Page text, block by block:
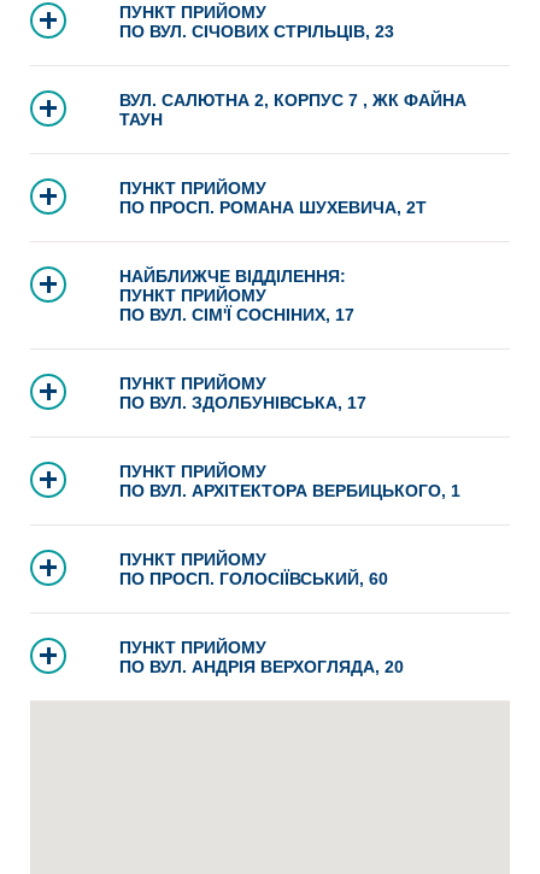
ПУНКТ ПРИЙОМУ
ПО ВУЛ. СІЧОВИХ СТРІЛЬЦІВ, 23
ВУЛ. САЛЮТНА 2, КОРПУС 7 , ЖК ФАЙНА
ТАУН
ПУНКТ ПРИЙОМУ
ПО ПРОСП. РОМАНА ШУХЕВИЧА, 2Т
НАЙБЛИЖЧЕ ВІДДІЛЕННЯ:
ПУНКТ ПРИЙОМУ
ПО ВУЛ. СІМ'Ї СОСНІНИХ, 17
ПУНКТ ПРИЙОМУ
ПО ВУЛ. ЗДОЛБУНІВСЬКА, 17
ПУНКТ ПРИЙОМУ
ПО ВУЛ. АРХІТЕКТОРА ВЕРБИЦЬКОГО, 1
ПУНКТ ПРИЙОМУ
ПО ПРОСП. ГОЛОСІЇВСЬКИЙ, 60
ПУНКТ ПРИЙОМУ
ПО ВУЛ. АНДРІЯ ВЕРХОГЛЯДА, 20